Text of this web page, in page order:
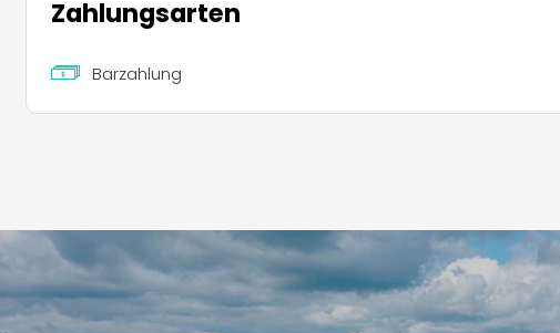
Zahlungsarten
Barzahlung